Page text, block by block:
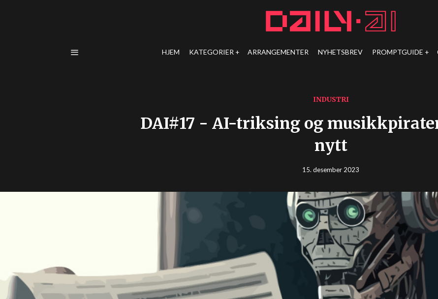
HJEM KATEGORIER ARRANGEMENTER NYHETSBREV PROMPTGUIDE
INDUSTRI
DAI#17 - AI-triksing og
nytt
15. desember 2023